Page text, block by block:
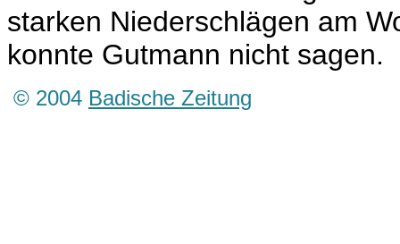
starken Niederschlägen am
konnte Gutmann nicht sagen.
© 2004 Badische Zeitung